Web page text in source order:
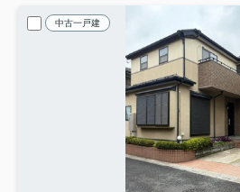
中古一戸建